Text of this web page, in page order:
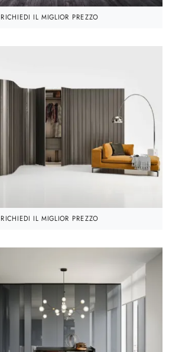
RICHIEDI IL MIGLIOR PREZZO
RICHIEDI IL MIGLIOR PREZZO